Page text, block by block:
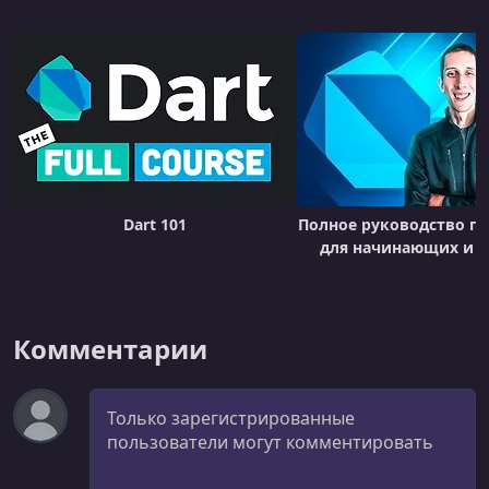
00:04:17
Operators: Logical
УРОК 21. 00:06:58
Conditional expressions
УРОК 22. 00:07:34
00:08:21
Dart 101
Полное руководство
для начинающих и
Комментарии
Комментарий